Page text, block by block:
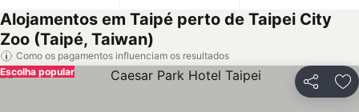
Alojamentos em Taipé perto de Taipei City
Zoo (Taipé, Taiwan)
Como os pagamentos influenciam os resultados
Partilhar
Escolha popular